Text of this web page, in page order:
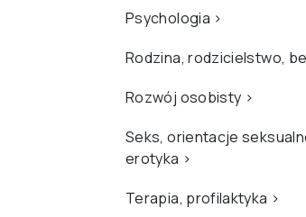
Psychologia ›
Rodzina, rodzicielstwo,
Rozwój osobisty ›
Seks, orientacje
erotyka ›
Terapia, profilaktyka ›